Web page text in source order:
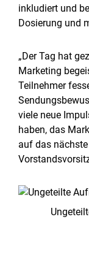
inkludiert und
Dosierung und
„Der Tag hat
Marketing
Teilnehmer
viele neue
haben, das
auf das nächste